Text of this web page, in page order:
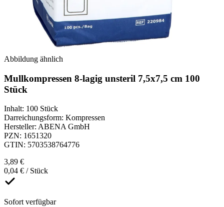
Abbildung ähnlich
Mullkompressen 8-lagig unsteril 7,5x7,5 cm 100
Stück
Inhalt: 100 Stück
Darreichungsform: Kompressen
Hersteller: ABENA GmbH
PZN: 1651320
GTIN: 5703538764776
3,89 €
0,04 € / Stück
Sofort verfügbar